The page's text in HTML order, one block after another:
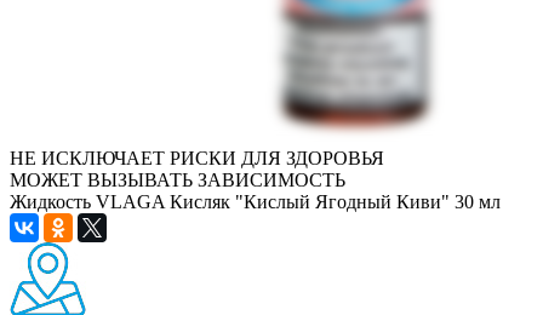
НЕ ИСКЛЮЧАЕТ РИСКИ ДЛЯ ЗДОРОВЬЯ
МОЖЕТ ВЫЗЫВАТЬ ЗАВИСИМОСТЬ
Жидкость VLAGA Кисляк "Кислый Ягодный Киви" 30 мл